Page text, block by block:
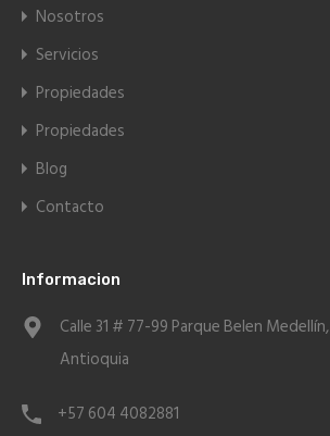
Nosotros
Servicios
Propiedades
Propiedades
Blog
Contacto
Informacion
Calle 31 # 77-99 Parque Belen Medellín,
Antioquia
+57 604 4082881